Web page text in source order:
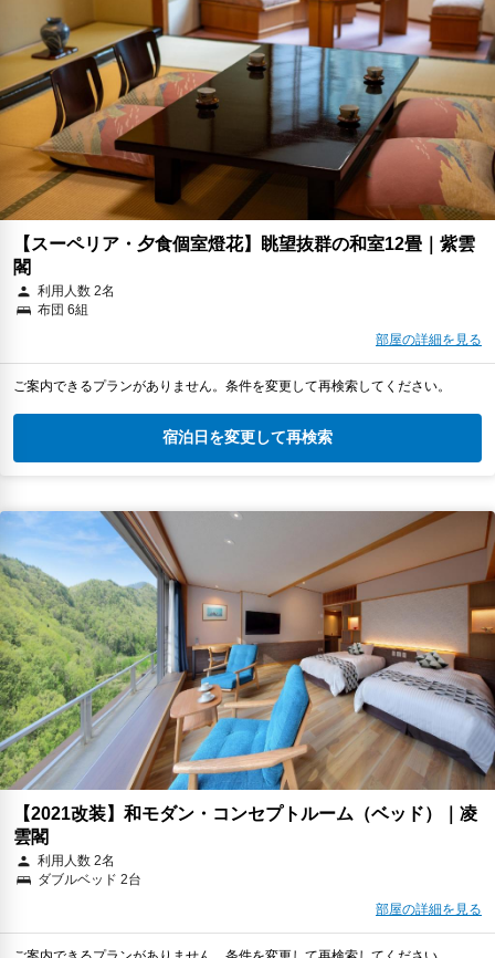
【スーペリア・夕食個室燈花】眺望抜群の和室12畳｜紫雲
閣
利用人数 2名
布団 6組
部屋の詳細を見る
ご案内できるプランがありません。条件を変更して再検索してください。
宿泊日を変更して再検索
【2021改装】和モダン・コンセプトルーム（ベッド）｜凌
雲閣
利用人数 2名
ダブルベッド 2台
部屋の詳細を見る